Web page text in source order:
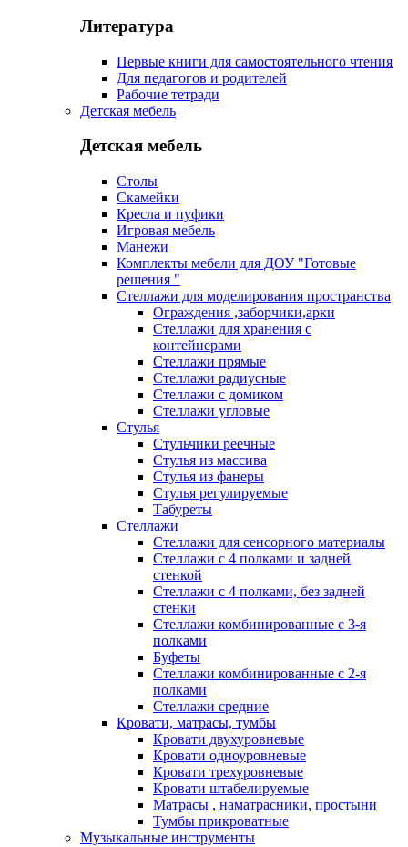
Литература
Первые книги для самостоятельного чтения
Для педагогов и родителей
Рабочие тетради
Детская мебель
Детская мебель
Столы
Скамейки
Кресла и пуфики
Игровая мебель
Манежи
Комплекты мебели для ДОУ "Готовые
решения "
Стеллажи для моделирования пространства
Ограждения ,заборчики,арки
Стеллажи для хранения с
контейнерами
Стеллажи прямые
Стеллажи радиусные
Стеллажи с домиком
Стеллажи угловые
Стулья
Стульчики реечные
Стулья из массива
Стулья из фанеры
Стулья регулируемые
Табуреты
Стеллажи
Стеллажи для сенсорного материалы
Стеллажи с 4 полками и задней
стенкой
Стеллажи с 4 полками, без задней
стенки
Стеллажи комбинированные с 3-я
полками
Буфеты
Стеллажи комбинированные с 2-я
полками
Стеллажи средние
Кровати, матрасы, тумбы
Кровати двухуровневые
Кровати одноуровневые
Кровати трехуровневые
Кровати штабелируемые
Матрасы , наматрасники, простыни
Тумбы прикроватные
Музыкальные инструменты